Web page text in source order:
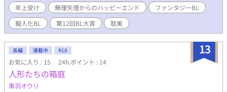
るよう迫る。 時間を掛けてラブラブのハッピーエンドになる二人
の物語。耽美エロス完結保証。性描写多め。 20歳×45歳。パンク
系若者×穏やかな長髪和装美中年。昆虫擬人化。おじさん受。耽
なろう」でも同作を展開中です。
年上受け
無理矢理からのハッピーエンド
ファンタジーBL
擬人化BL
第12回BL大賞 耽美
13
長編 連載中 R18
お気に入り : 15 24h.ポイント : 14
人形たちの箱庭
黒羽オウリ